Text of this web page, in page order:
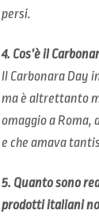
persi.
4. Cos’è il
Il Carbonara Day
ma è altrettanto
omaggio a Roma,
e che amava
5. Quanto sono
prodotti italiani